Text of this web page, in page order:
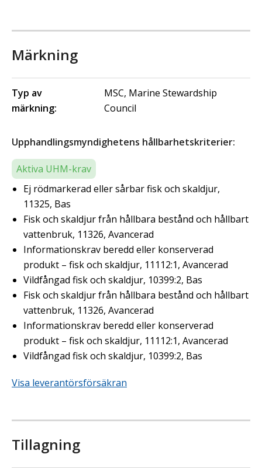
Märkning
Typ av
märkning:
MSC, Marine Stewardship
Council
Upphandlingsmyndighetens hållbarhetskriterier:
Aktiva UHM-krav
Ej rödmarkerad eller sårbar fisk och skaldjur,
11325, Bas
Fisk och skaldjur från hållbara bestånd och hållbart
vattenbruk, 11326, Avancerad
Informationskrav beredd eller konserverad
produkt – fisk och skaldjur, 11112:1, Avancerad
Vildfångad fisk och skaldjur, 10399:2, Bas
Fisk och skaldjur från hållbara bestånd och hållbart
vattenbruk, 11326, Avancerad
Informationskrav beredd eller konserverad
produkt – fisk och skaldjur, 11112:1, Avancerad
Vildfångad fisk och skaldjur, 10399:2, Bas
Visa leverantörsförsäkran
Tillagning